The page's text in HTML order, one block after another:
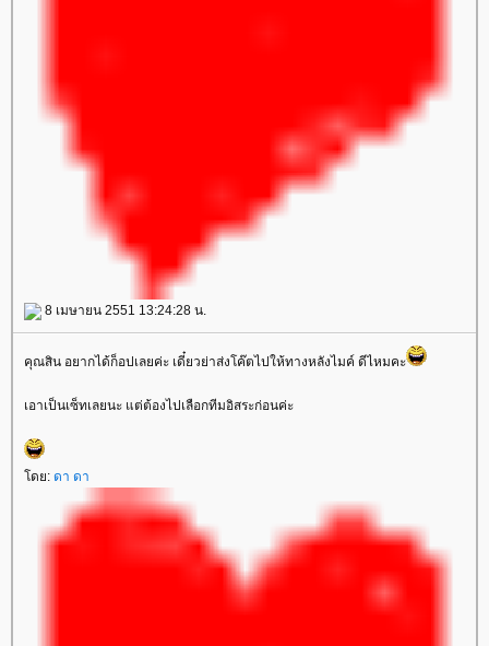
8 เมษายน 2551 13:24:28 น.
คุณสิน อยากได้ก็อปเลยค่ะ เดี๋ยวย่าส่งโค๊ตไปให้ทางหลังไมค์ ดีไหมคะ
เอาเป็นเซ็ทเลยนะ แต่ต้องไปเลือกทีมอิสระก่อนค่ะ
ดย: ดา ดา